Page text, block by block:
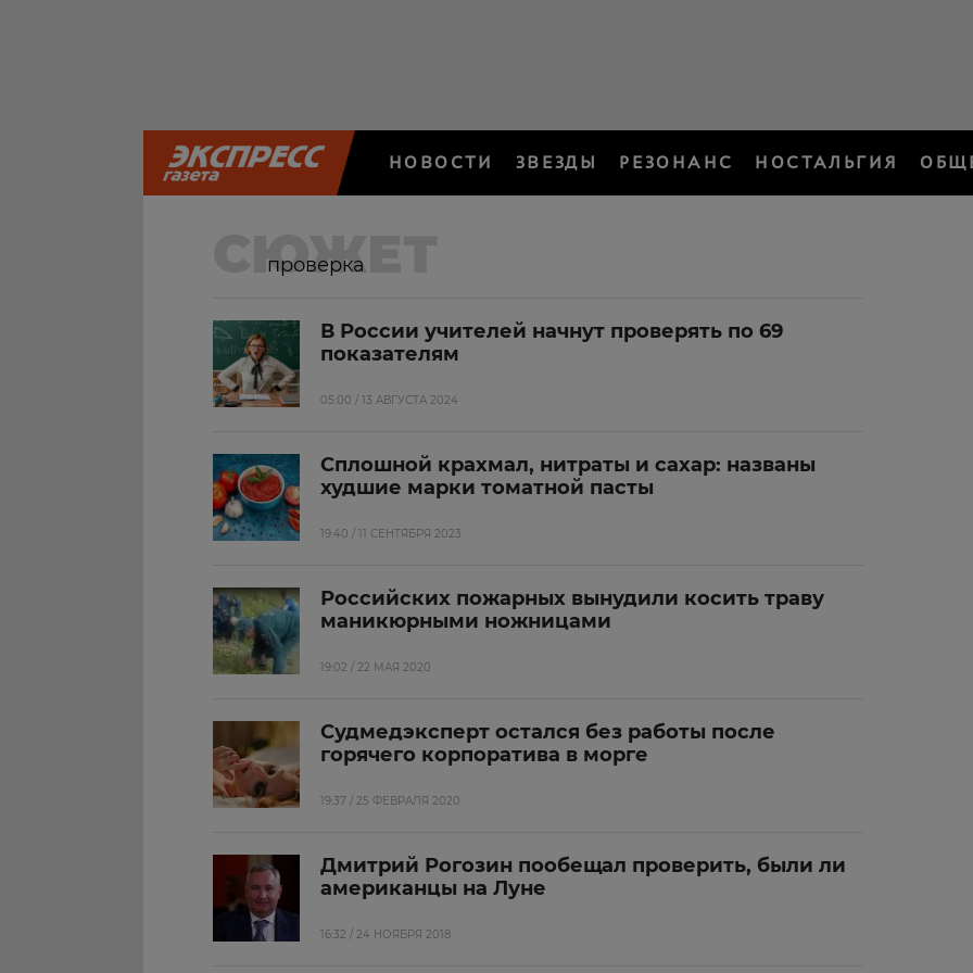
НОВОСТИ ЗВЕЗДЫ РЕЗОНАНС НОСТАЛЬГИЯ
СЮЖЕТ
проверка
В России учителей начнут проверять по 69
показателям
05:00 / 13 АВГУСТА 2024
Сплошной крахмал, нитраты и сахар: названы
худшие марки томатной пасты
19:40 / 11 СЕНТЯБРЯ 2023
Российских пожарных вынудили косить траву
маникюрными ножницами
19:02 / 22 МАЯ 2020
Судмедэксперт остался без работы после
горячего корпоратива в морге
19:37 / 25 ФЕВРАЛЯ 2020
Дмитрий Рогозин пообещал проверить, были ли
американцы на Луне
16:32 / 24 НОЯБРЯ 2018